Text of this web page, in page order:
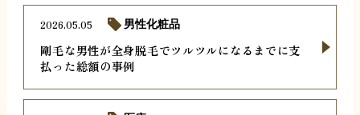
剛毛な男性が全身脱毛でツルツルになるまでに支
払った総額の事例
2026.05.05 男性化粧品